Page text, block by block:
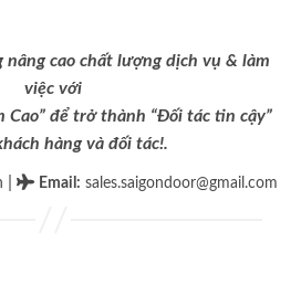
nâng cao chất lượng dịch vụ & làm
việc với
Cao” để trở thành “Đối tác tin cậy”
hàng và đối tác!.
Email : sales.saigondoor@gmail.com